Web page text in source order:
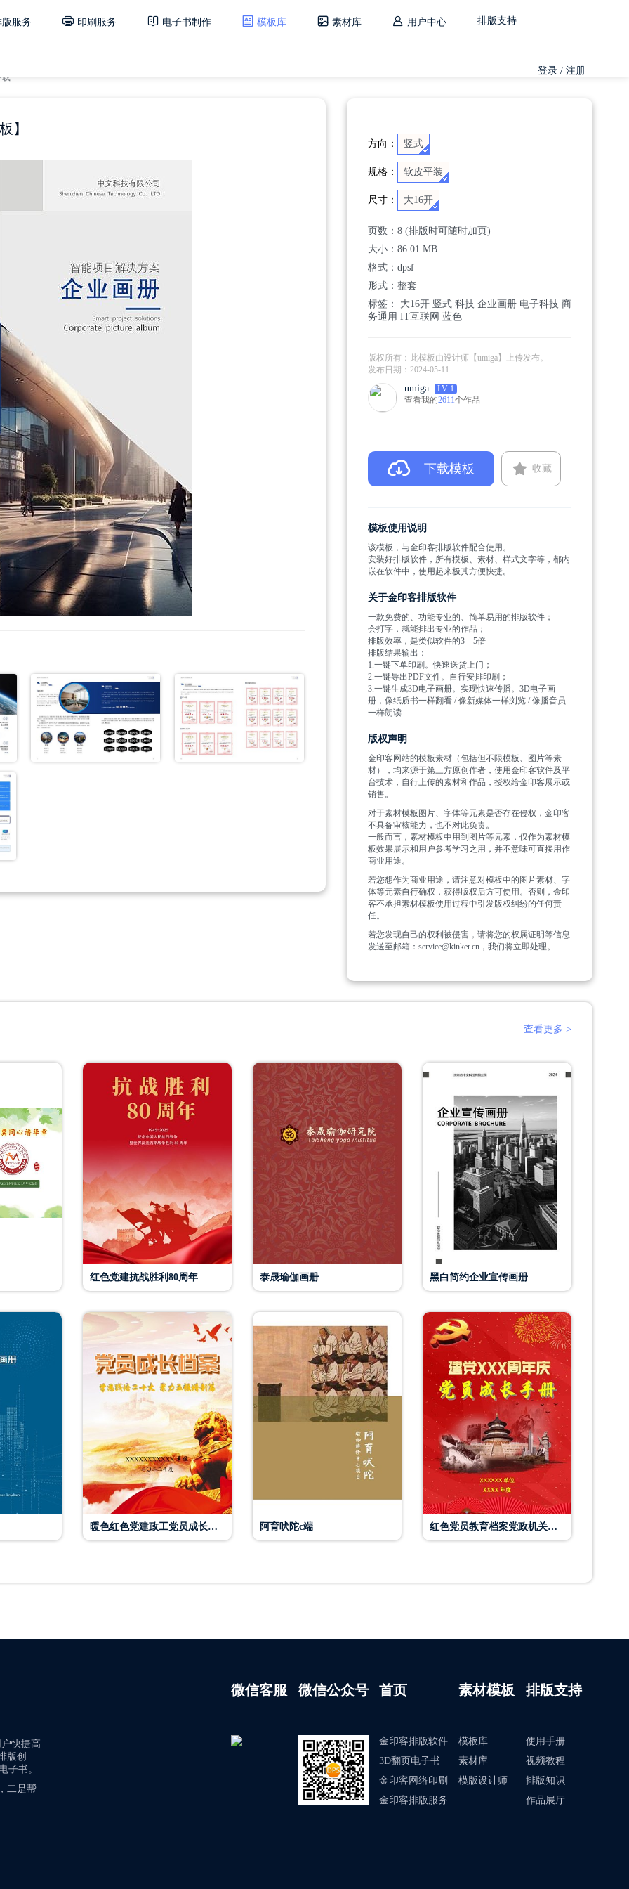
版服务 印刷服务 电子书制作 模板库 素材库 用户中心 排版支持
登录 / 注册
载
】
方向： 竖式
规格： 软皮平装
尺寸： 大16开
页数： 8 (排版时可随时加页)
大小： 86.01 MB
格式： dpsf
形式：整套
标签：
大16开 竖式 科技 企业画册 电子科技 商
务通用 IT互联网 蓝色
版权所有：此模板由设计师【umiga】上传发布。
发布日期： 2024-05-11
umiga
LV 1
查看我的2611个作品
...
下载模板 收藏
模板使用说明
该模板，与金印客排版软件配合使用。
安装好排版软件，所有模板、素材、样式文字等，都内
嵌在软件中，使用起来极其方便快捷。
关于金印客排版软件
一款免费的、功能专业的、简单易用的排版软件；
会打字，就能排出专业的作品；
排版效率，是类似软件的3—5倍
排版结果输出：
1.一键下单印刷。快速送货上门；
2.一键导出PDF文件。自行安排印刷；
3.一键生成3D电子画册。实现快速传播。3D电子画
册，像纸质书一样翻看 / 像新媒体一样浏览 / 像播音员
一样朗读
版权声明
金印客网站的模板素材（包括但不限模板、图片等素
材），均来源于第三方原创作者，使用金印客软件及平
台技术，自行上传的素材和作品，授权给金印客展示或
销售。
对于素材模板图片、字体等元素是否存在侵权，金印客
不具备审核能力，也不对此负责。
一般而言，素材模板中用到图片等元素，仅作为素材模
板效果展示和用户参考学习之用，并不意味可直接用作
商业用途。
若您想作为商业用途，请注意对模板中的图片素材、字
体等元素自行确权，获得版权后方可使用。否则，金印
客不承担素材模板使用过程中引发版权纠纷的任何责
任。
若您发现自己的权利被侵害，请将您的权属证明等信息
发送至邮箱：service@kinker.cn，我们将立即处理。
查看更多 >
红色党建抗战胜利80周年 泰晟瑜伽画册 黑白简约企业宣传画册
暖色红色党建政工党员成长档案 阿育吠陀c端 红色党员教育档案党政机关宣传教育画册
快捷高
版创
子书。
二是帮
微信客服 微信公众号 首页
金印客排版软件
3D翻页电子书
金印客网络印刷
金印客排版服务
素材模板
模板库
素材库
模版设计师
排版支持
使用手册
视频教程
排版知识
作品展厅